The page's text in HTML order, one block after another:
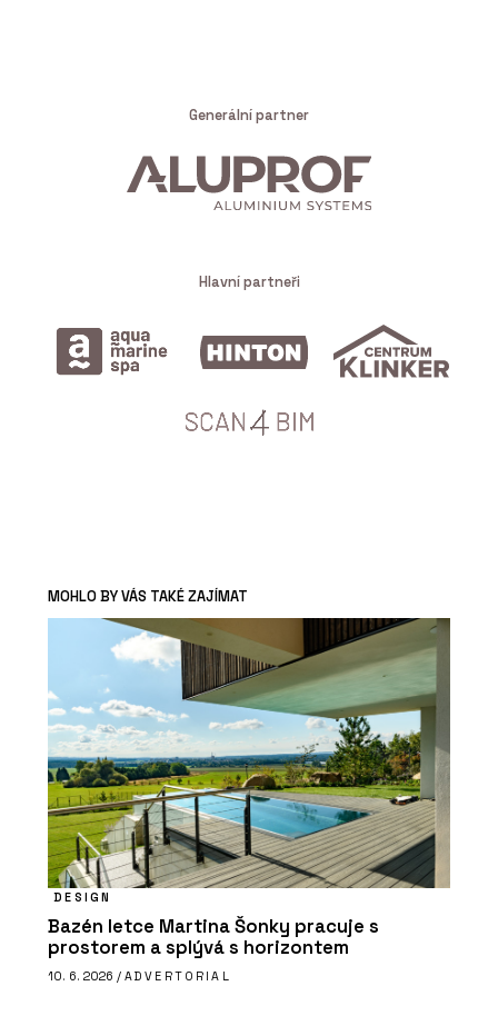
Generální partner
Hlavní partneři
MOHLO BY VÁS TAKÉ ZAJÍMAT
DESIGN
Bazén letce Martina Šonky pracuje s
prostorem a splývá s horizontem
10. 6. 2026 / ADVERTORIAL